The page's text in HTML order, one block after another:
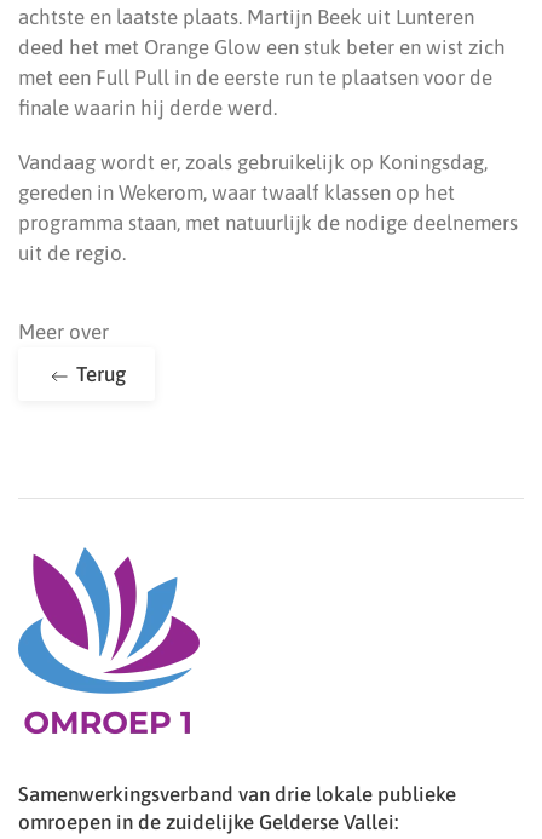
achtste en laatste plaats. Martijn Beek uit Lunteren
deed het met Orange Glow een stuk beter en wist zich
met een Full Pull in de eerste run te plaatsen voor de
finale waarin hij derde werd.
Vandaag wordt er, zoals gebruikelijk op Koningsdag,
gereden in Wekerom, waar twaalf klassen op het
programma staan, met natuurlijk de nodige deelnemers
uit de regio.
Meer over
Terug
Samenwerkingsverband van drie lokale publieke
omroepen in de zuidelijke Gelderse Vallei: